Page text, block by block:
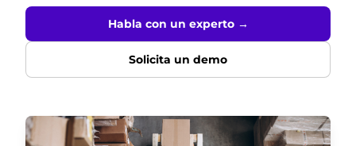
Habla con un experto →
Solicita un demo